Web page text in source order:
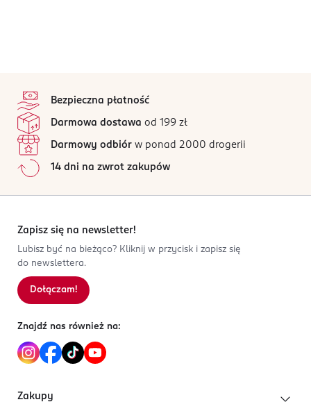
Bezpieczna płatność
Darmowa dostawa od 199 zł
Darmowy odbiór w ponad 2000 drogerii
14 dni na zwrot zakupów
Zapisz się na newsletter!
Lubisz być na bieżąco? Kliknij w przycisk i zapisz się
do newslettera.
Dołączam!
Znajdź nas również na:
Zakupy